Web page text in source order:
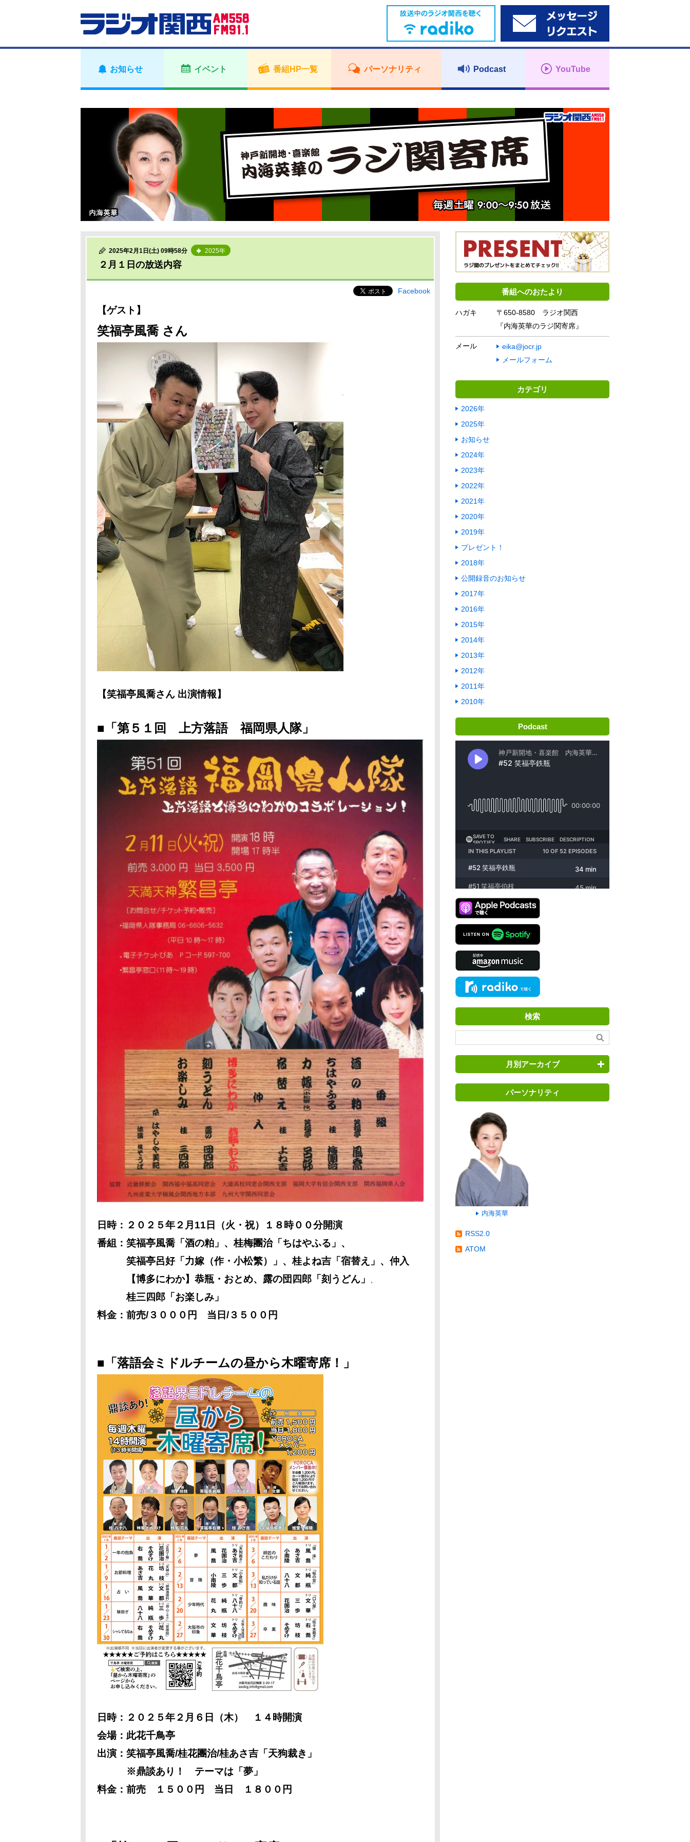
お知らせ イベント 番組HP一覧 パーソナリティ Podcast YouTube
2025年2月1日(土) 09時58分 2025年
２月１日の放送内容
Facebook
【ゲスト】
笑福亭風喬 さん
【笑福亭風喬さん 出演情報】
■「第５１回 上方落語 福岡県人隊」
日時：２０２５年２月11 日（火・祝）１８時００分開演
番組： 笑福亭風喬「酒の粕」、桂梅團治「ちはやふる」、
笑福亭呂好「力嫁（作・小松繁）」、桂よね吉「宿替え」、仲入
【博多にわか】恭瓶・おとめ、露の団四郎「刻うどん」
桂三四郎「お楽しみ」
料金：前売/３０００円 当日/３５００円
■「落語会ミドルチームの昼から木曜寄席！」
日時：２０２５年２月６日（木） １４時開演
会場：此花千鳥亭
出演：笑福亭風喬/桂花團治/桂あさ吉「天狗裁き」
※鼎談あり！ テーマは「夢」
料金：前売 １５００円 当日 １８００円
番組へのおたより
ハガキ
〒650-8580 ラジオ関西
『内海英華のラジ関寄席』
メール
eika@jocr.jp
メールフォーム
カテゴリ
2026年
2025年
お知らせ
2024年
2023年
2022年
2021年
2020年
2019年
プレゼント！
2018年
公開録音のお知らせ
2017年
2016年
2015年
2014年
2013年
2012年
2011年
2010年
Podcast
検索
月別アーカイブ
パーソナリティ
内海英華
RSS2.0
ATOM